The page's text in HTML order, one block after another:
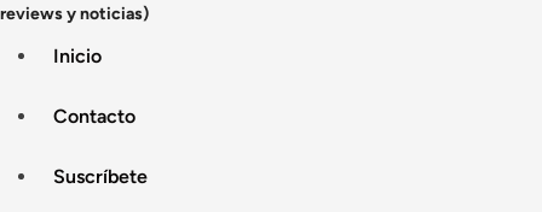
reviews y noticias)
Inicio
Contacto
Suscríbete